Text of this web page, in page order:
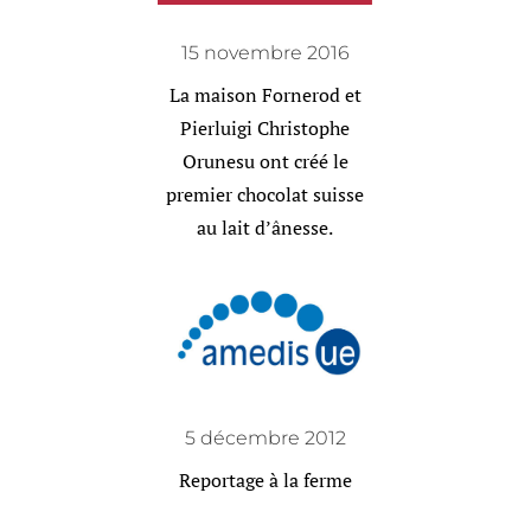
15 novembre 2016
La maison Fornerod et
Pierluigi Christophe
Orunesu ont créé le
premier chocolat suisse
au lait d’ânesse.
5 décembre 2012
Reportage à la ferme